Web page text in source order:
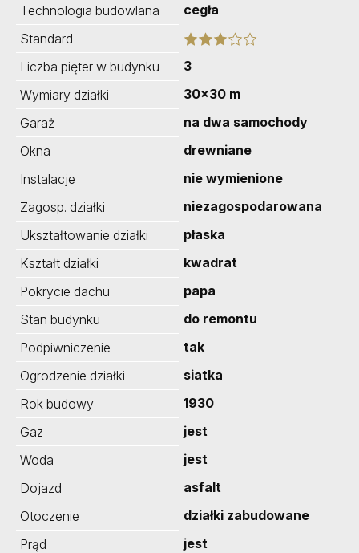
Technologia budowlana
cegła
Standard
Liczba pięter w budynku
3
Wymiary działki
30x30 m
Garaż
na dwa samochody
Okna
drewniane
Instalacje
nie wymienione
Zagosp. działki
niezagospodarowana
Ukształtowanie działki
płaska
Kształt działki
kwadrat
Pokrycie dachu
papa
Stan budynku
do remontu
Podpiwniczenie
tak
Ogrodzenie działki
siatka
Rok budowy
1930
Gaz
jest
Woda
jest
Dojazd
asfalt
Otoczenie
działki zabudowane
Prąd
jest